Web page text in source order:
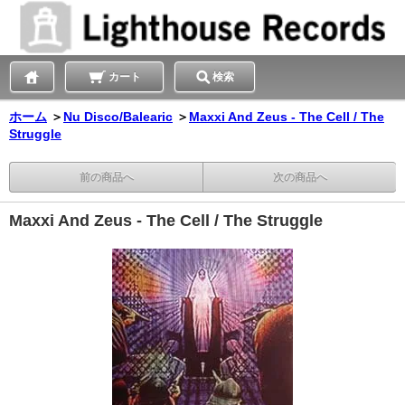
カート 検索
ホーム ＞ Nu Disco/Balearic ＞ Maxxi And Zeus - The Cell / The
Struggle
前の商品へ 次の商品へ
Maxxi And Zeus - The Cell / The Struggle